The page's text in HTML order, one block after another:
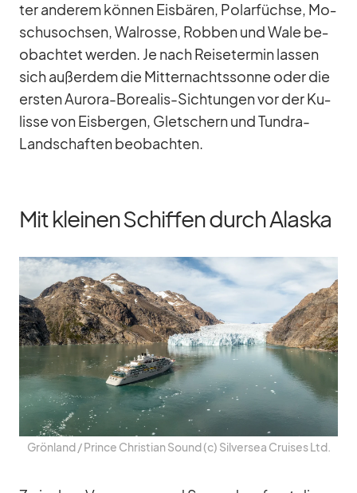
ter an­de­rem kön­nen Eis­bä­ren, Po­lar­füchse, Mo­
schus­och­sen, Wal­rosse, Rob­ben und Wale be­
ob­ach­tet wer­den. Je nach Rei­se­ter­min las­sen
sich au­ßer­dem die Mit­ter­nachts­sonne oder die
ers­ten Au­rora-Bo­rea­lis-Sich­tun­gen vor der Ku­
lisse von Eis­ber­gen, Glet­schern und Tun­dra-
Land­schaf­ten be­ob­ach­ten.
Mit kleinen Schiffen durch Alaska
Grön­land /​ Prince Chris­tian Sound (c) Sil­ver­sea Crui­ses Ltd.